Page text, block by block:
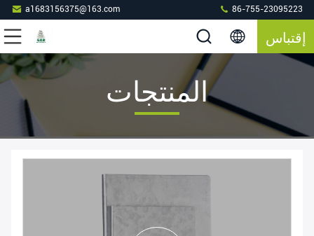
a1683156375@163.com 86-755-23095223
إقتباس
المنتجات